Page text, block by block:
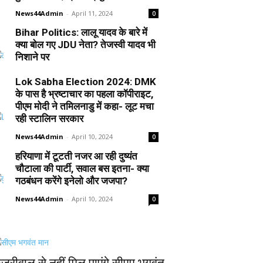
News44Admin - April 11, 2024 0
Bihar Politics: लालू यादव के बारे में
क्या बोल गए JDU नेता? तेजस्वी यादव भी
निशाने पर
Lok Sabha Election 2024: DMK
के पास है भ्रष्टाचार का पहला कॉपीराइट,
पीएम मोदी ने तमिलनाडु में कहा- लूट मचा
रही स्टालिन सरकार
News44Admin - April 10, 2024 0
हरियाणा में टूटती नजर आ रही दुष्यंत
चौटाला की पार्टी, सवाल बस इतना- क्या
गठबंधन करेंगे इनेलो और जजपा?
News44Admin - April 10, 2024 0